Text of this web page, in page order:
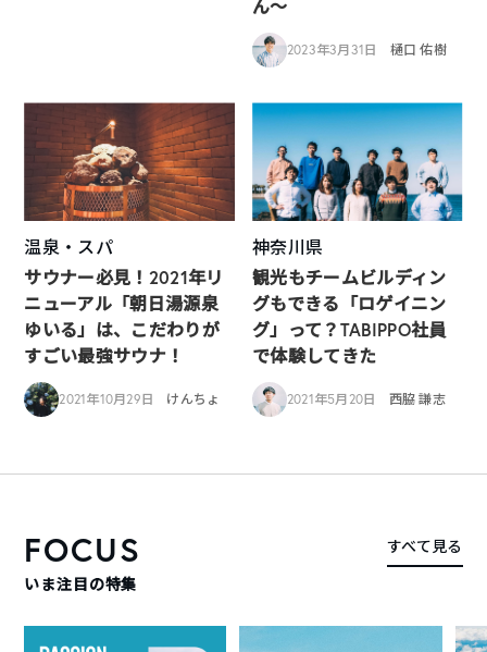
ん〜
2023年3月31日 樋口 佑樹
温泉・スパ
サウナー必見！2021年リ
ニューアル「朝日湯源泉
ゆいる」は、こだわりが
すごい最強サウナ！
2021年10月29日 けんちょ
神奈川県
観光もチームビルディン
グもできる「ロゲイニン
グ」って？TABIPPO社員
で体験してきた
2021年5月20日 西脇 謙志
FOCUS
いま注目の特集
すべて見る